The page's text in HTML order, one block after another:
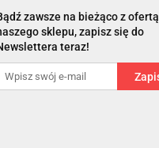
zawsze na bieżąco z ofertą
sklepu, zapisz się do
teraz!